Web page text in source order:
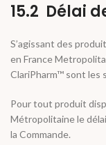
15.2 Délai
S’agissant des
en France
ClariPharm™ sont les
Pour tout produit
Métropolitaine le
la Commande.